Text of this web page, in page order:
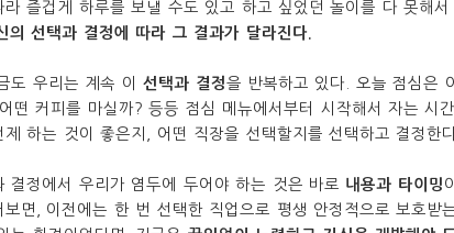
라 즐겁게 하루를 보낼 수도 있고 하고 싶었던 놀이를 다 못해서
의 선택과 결정에 따라 그 결과가 달라진다.
도 우리는 계속 이선택과 결정을 반복하고 있다. 오늘 점심은
떤 커피를 마실까? 등등 점심 메뉴에서부터 시작해서 자는 시
제 하는 것이 좋은지, 어떤 직장을 선택할지를 선택하고 결정한다
결정에서 우리가 염두에 두어야 하는 것은 바로 내용과 타이밍
보면, 이전에는 한 번 선택한 직업으로 평생 안정적으로 보호받